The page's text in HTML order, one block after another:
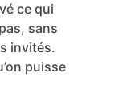
tolère
sans
ne
faites un